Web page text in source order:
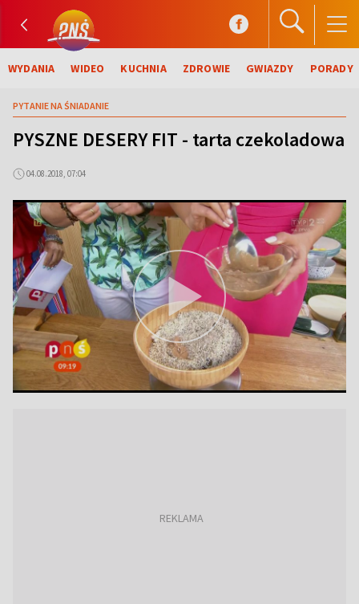
WYDANIA WIDEO KUCHNIA ZDROWIE GWIAZDY PORADY
PYTANIE NA ŚNIADANIE
PYSZNE DESERY FIT - tarta czekoladowa
04.08.2018, 07:04